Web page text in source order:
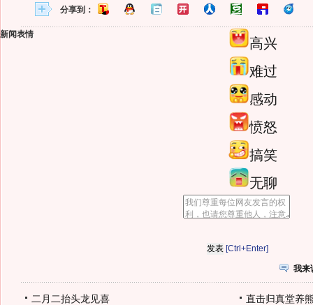
分享到：
新闻表情
高兴
难过
感动
愤怒
搞笑
无聊
[Ctrl+Enter]
我来
二月二抬头龙见喜 直击归真堂养